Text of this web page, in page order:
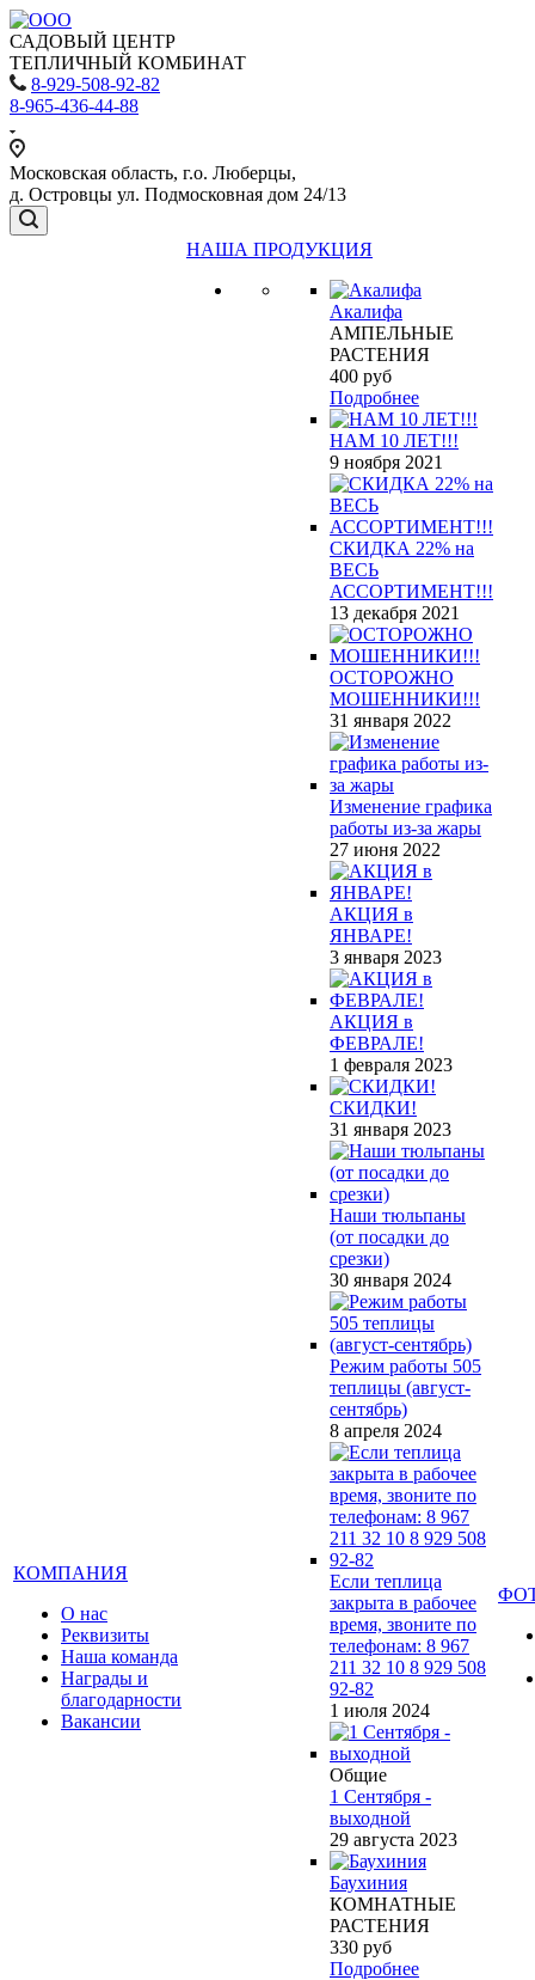
САДОВЫЙ ЦЕНТР
ТЕПЛИЧНЫЙ КОМБИНАТ
8-929-508-92-82
8-965-436-44-88
Московская область, г.о. Люберцы,
д. Островцы ул. Подмосковная дом 24/13
КОМПАНИЯ
О нас
Реквизиты
Наша команда
Награды и
благодарности
Вакансии
НАША ПРОДУКЦИЯ
Акалифа
АМПЕЛЬНЫЕ
РАСТЕНИЯ
400 руб
Подробнее
НАМ 10 ЛЕТ!!!
9 ноября 2021
СКИДКА 22% на
ВЕСЬ
АССОРТИМЕНТ!!!
13 декабря 2021
ОСТОРОЖНО
МОШЕННИКИ!!!
31 января 2022
Изменение графика
работы из-за жары
27 июня 2022
АКЦИЯ в
ЯНВАРЕ!
3 января 2023
АКЦИЯ в
ФЕВРАЛЕ!
1 февраля 2023
СКИДКИ!
31 января 2023
Наши тюльпаны
(от посадки до
срезки)
30 января 2024
Режим работы 505
теплицы (август-
сентябрь)
8 апреля 2024
Если теплица
закрыта в рабочее
время, звоните по
телефонам: 8 967
211 32 10 8 929 508
92-82
1 июля 2024
Общие
1 Сентября -
выходной
29 августа 2023
Баухиния
КОМНАТНЫЕ
РАСТЕНИЯ
330 руб
Подробнее